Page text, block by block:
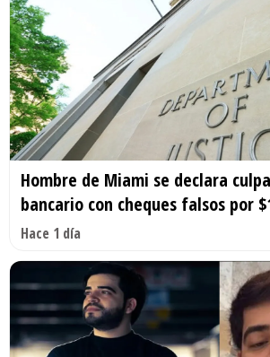
Hombre de Miami se declara
bancario con cheques falsos por
Hace 1 día